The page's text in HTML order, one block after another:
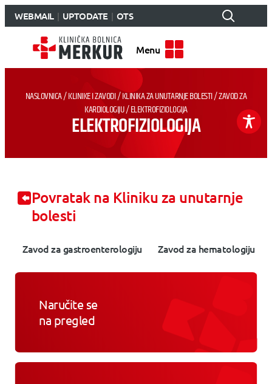
WEBMAIL UPTODATE OTS
Menu
NASLOVNICA/KLINIKE I ZAVODI/KLINIKA ZA UNUTARNJE BOLESTI/ZAVOD ZA
KARDIOLOGIJU/ELEKTROFIZIOLOGIJA
ELEKTROFIZIOLOGIJA
Povratak na Kliniku za unutarnje
bolesti
Zavod za gastroenterologiju Zavod za hematologiju
Naručite se
na pregled